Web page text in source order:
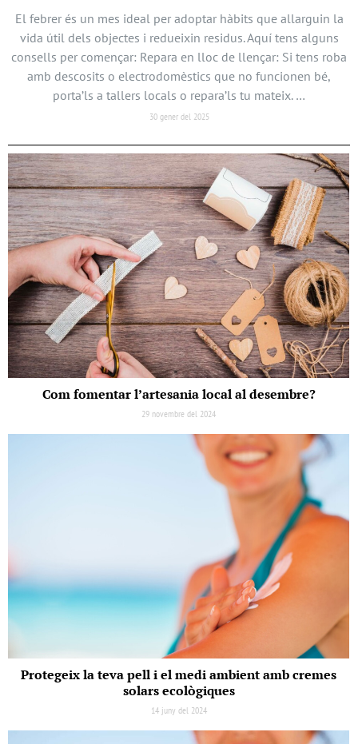
El febrer és un mes ideal per adoptar hàbits que allarguin la
vida útil dels objectes i redueixin residus. Aquí tens alguns
consells per començar: Repara en lloc de llençar: Si tens roba
amb descosits o electrodomèstics que no funcionen bé,
porta’ls a tallers locals o repara’ls tu mateix. …
30 gener del 2025
Com fomentar l’artesania local al desembre?
29 novembre del 2024
Protegeix la teva pell i el medi ambient amb cremes
solars ecològiques
14 juny del 2024